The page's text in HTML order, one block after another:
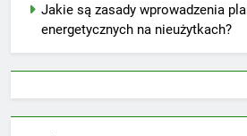
Jakie są zasady wprowadzenia
energetycznych na nieużytkach?